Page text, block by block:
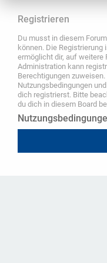
Registrieren
Du musst in diesem
können. Die
ermöglicht dir, auf weitere
Administration kann
Berechtigungen
Nutzungsbedingungen
dich registrierst. Bitte
du dich in diesem Board